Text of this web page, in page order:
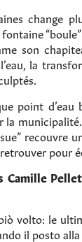
change
son
la
point
la
recouvre
pour
Camille
volto: le
il posto